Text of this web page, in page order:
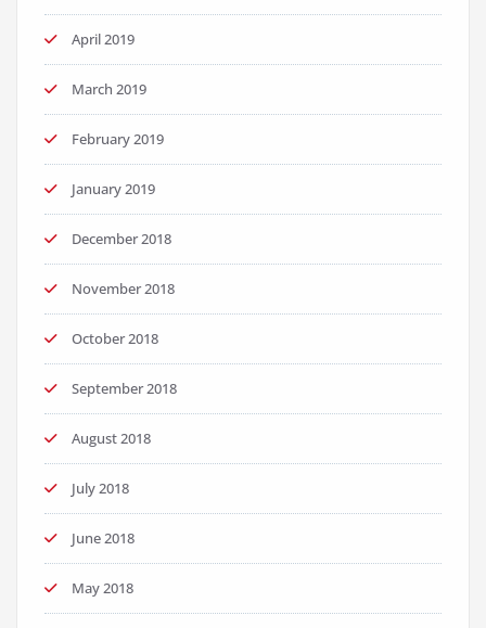
April 2019
March 2019
February 2019
January 2019
December 2018
November 2018
October 2018
September 2018
August 2018
July 2018
June 2018
May 2018